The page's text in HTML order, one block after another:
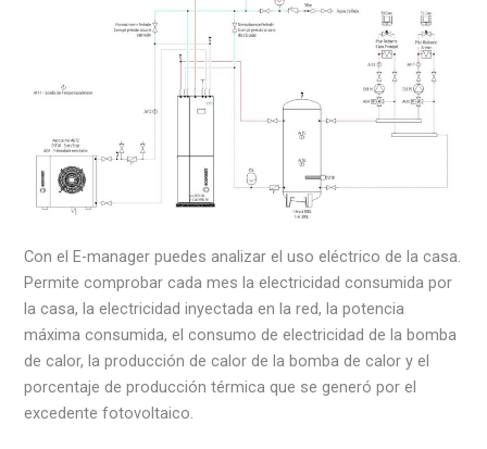
Con el E-manager puedes analizar el uso eléctrico de la casa.
Permite comprobar cada mes la electricidad consumida por
la casa, la electricidad inyectada en la red, la potencia
máxima consumida, el consumo de electricidad de la bomba
de calor, la producción de calor de la bomba de calor y el
porcentaje de producción térmica que se generó por el
excedente fotovoltaico.